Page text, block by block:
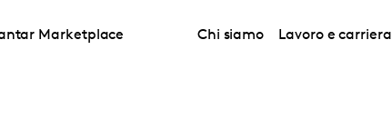
Marketplace Chi siamo Lavoro e carriera